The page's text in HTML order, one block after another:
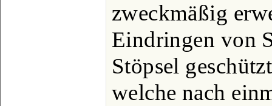
zweckmäßig
Eindringen von
Stöpsel
welche nach